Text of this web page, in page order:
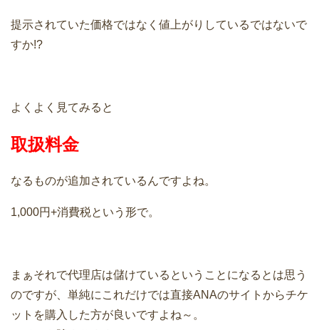
提示されていた価格ではなく値上がりしているではないで
すか!?
よくよく見てみると
取扱料金
なるものが追加されているんですよね。
1,000円+消費税という形で。
まぁそれで代理店は儲けているということになるとは思う
のですが、単純にこれだけでは直接ANAのサイトからチケ
ットを購入した方が良いですよね～。